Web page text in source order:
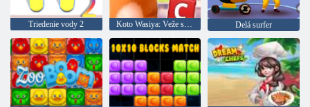
Triedenie vody 2 Koto Wasiya: Veže slov Delá surfer